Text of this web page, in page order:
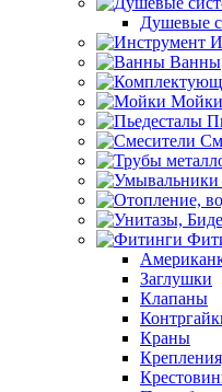
Душевые
Ванны
Мойки
Заглушки
Клапаны
Краны